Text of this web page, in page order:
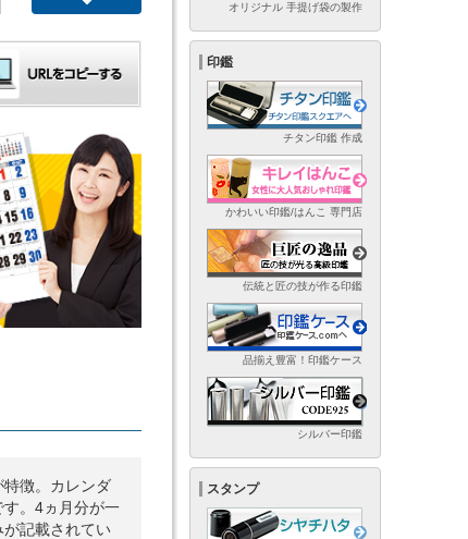
徴。カレンダ
。4ヵ月分が一
記載されてい
オリジナル 手提げ袋の製作
印鑑
チタン印鑑 作成
かわいい印鑑/はんこ 専門店
伝統と匠の技が作る印鑑
品揃え豊富！印鑑ケース
シルバー印鑑
スタンプ